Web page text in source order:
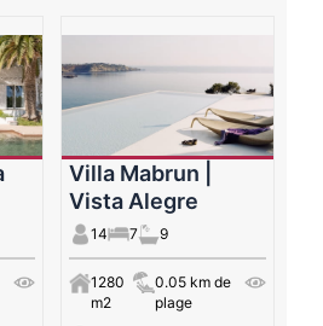
Villa Mabrun |
Vista Alegre
14 7 9
1280
m2
0.05 km de
plage